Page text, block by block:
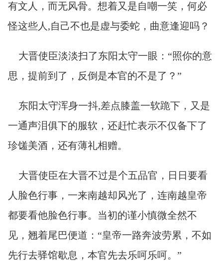
有文人，而无风骨。想着又是自嘲一笑，何必
怪这些人,自己不也是虚与委蛇，曲意逢迎吗？
大晋使臣淡淡扫了东阳太守一眼：“照你的意
思，提前到了，反倒是本官的不是了？”
东阳太守浑身一抖,差点膝盖一软跪下，又是
一通声泪俱下的服软，还赶忙表示不仅备下了
珍馐美酒，还有薄礼相赠。
大晋使臣在大晋不过是个五品官，日日要看
人脸色行事，一来南越却风光了，连南越皇帝
都要看他脸色行事。当初的谨小慎微全然不
见，翘着尾巴便道：“皇帝一路奔波劳累，不如
先行去驿馆歇息，本官先去乐呵乐呵。”